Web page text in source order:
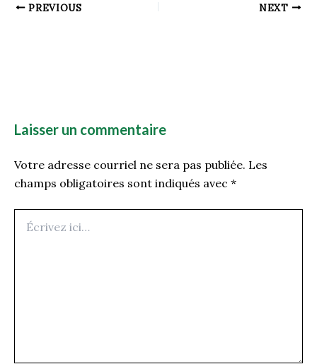
PREVIOUS NEXT
Laisser un commentaire
Votre adresse courriel ne sera pas publiée. Les
champs obligatoires sont indiqués avec *
ici…